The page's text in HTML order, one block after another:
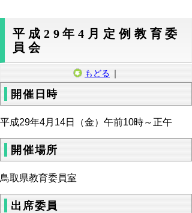
平成29年4月定例教育委
員会
もどる ｜
開催日時
平成29年4月14日（金）午前10時～正午
開催場所
鳥取県教育委員室
出席委員